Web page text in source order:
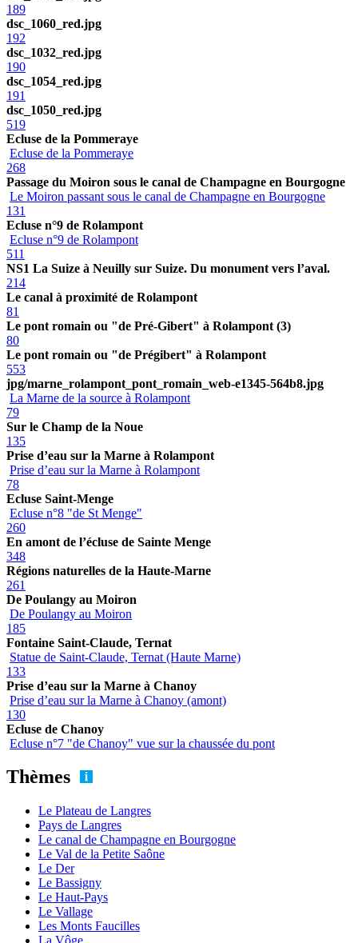
189
dsc_1060_red.jpg
192
dsc_1032_red.jpg
190
dsc_1054_red.jpg
191
dsc_1050_red.jpg
519
Ecluse de la Pommeraye
Ecluse de la Pommeraye
268
Passage du Moiron sous le canal de Champagne en Bourgogne
Le Moiron passant sous le canal de Champagne en Bourgogne
131
Ecluse n°9 de Rolampont
Ecluse n°9 de Rolampont
511
NS1 La Suize à Neuilly sur Suize. Du monument vers l’aval.
214
Le canal à proximité de Rolampont
81
Le pont romain ou "de Pré-Gibert" à Rolampont (3)
80
Le pont romain ou "de Prégibert" à Rolampont
553
jpg/marne_rolampont_pont_romain_web-e1345-564b8.jpg
La Marne de la source à Rolampont
79
Sur le Champ de la Noue
135
Prise d’eau sur la Marne à Rolampont
Prise d’eau sur la Marne à Rolampont
78
Ecluse Saint-Menge
Ecluse n°8 "de St Menge"
260
En amont de l’écluse de Sainte Menge
348
Régions naturelles de la Haute-Marne
261
De Poulangy au Moiron
De Poulangy au Moiron
185
Fontaine Saint-Claude, Ternat
Statue de Saint-Claude, Ternat (Haute Marne)
133
Prise d’eau sur la Marne à Chanoy
Prise d’eau sur la Marne à Chanoy (amont)
130
Ecluse de Chanoy
Ecluse n°7 "de Chanoy" vue sur la chaussée du pont
Thèmes
Le Plateau de Langres
Pays de Langres
Le canal de Champagne en Bourgogne
Le Val de la Petite Saône
Le Der
Le Bassigny
Le Haut-Pays
Le Vallage
Les Monts Faucilles